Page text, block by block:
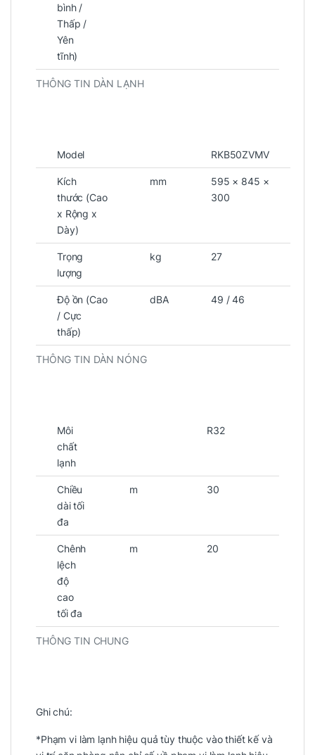
THÔNG TIN DÀN LẠNH
bình /
Thấp /
Yên
tĩnh)
THÔNG TIN DÀN NÓNG
Model RKB50ZVMV
Kích
thước (Cao
x Rộng x
Dày)
mm
595 × 845 ×
300
Trọng
lượng
kg 27
Độ ồn (Cao
/ Cực
thấp)
dBA 49 / 46
THÔNG TIN CHUNG
Môi
chất
lạnh
R32
Chiều
dài tối
đa
m 30
Chênh
lệch
độ
cao
tối đa
m 20
Ghi chú:
*Phạm vi làm lạnh hiệu quả tùy thuộc vào thiết kế và